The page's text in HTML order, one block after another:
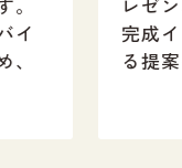
イ
レゼ
完成
る提